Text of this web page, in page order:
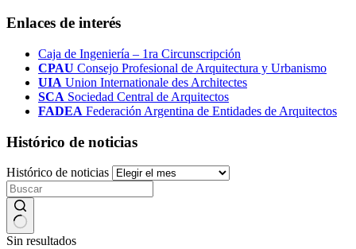
Enlaces de interés
Caja de Ingeniería – 1ra Circunscripción
CPAU Consejo Profesional de Arquitectura y Urbanismo
UIA Union Internationale des Architectes
SCA Sociedad Central de Arquitectos
FADEA Federación Argentina de Entidades de Arquitectos
Histórico de noticias
Histórico de noticias
Sin resultados